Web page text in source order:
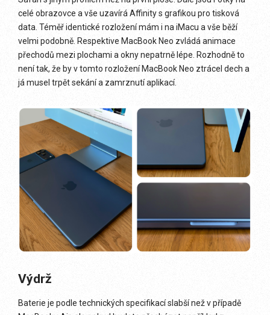
celé obrazovce a vše uzavírá Affinity s grafikou pro tisková
data. Téměř identické rozložení mám i na iMacu a vše běží
velmi podobně. Respektive MacBook Neo zvládá animace
přechodů mezi plochami a okny nepatrně lépe. Rozhodně to
není tak, že by v tomto rozložení MacBook Neo ztrácel dech a
já musel trpět sekání a zamrznutí aplikací.
Výdrž
Baterie je podle technických specifikací slabší než v případě